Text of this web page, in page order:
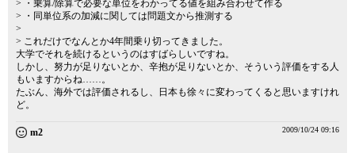
> ・乗算/除算で必要な単位をわかってる値を組み合わせて作る
> ・同単位系の加減に関しては問題文から推測する
>
> これだけでなんとか4年間乗り切ってきました。
大学でそれを続けるというのはすばらしいですね。
しかし、努力が足りないとか、辛抱が足りないとか、そういう評価をする人
もいますからね……。
たぶん、海外では評価されるし、日本も徐々に変わってくると思いますけれ
ど。
m2 2009/10/24 09:16